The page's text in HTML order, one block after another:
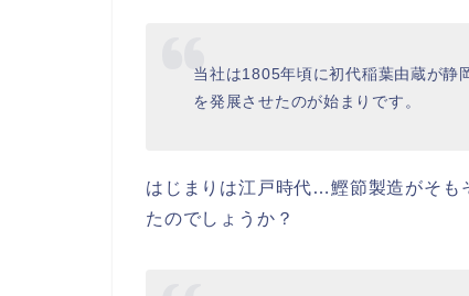
当社は1805年頃に初代稲葉由蔵が静
を発展させたのが始まりです。
はじまりは江戸時代…鰹節製造がそも
たのでしょうか？